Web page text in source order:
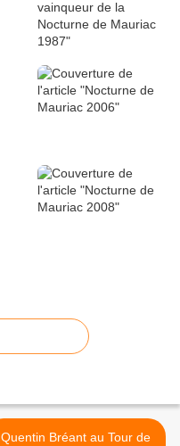
Quentin Bréant au Tour de